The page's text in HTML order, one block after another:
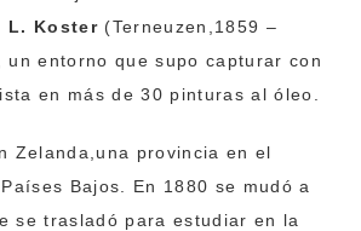
L. Koster (Terneuzen,1859 –
un entorno que supo capturar con
en más de 30 pinturas al óleo.
Zelanda, una provincia en el
Bajos. En 1880 se mudó a
se trasladó para estudiar en la